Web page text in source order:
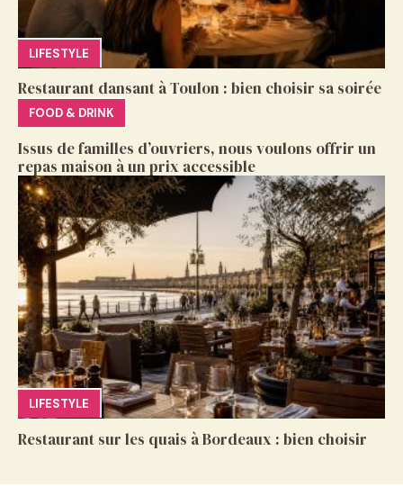
LIFESTYLE
Restaurant dansant à Toulon : bien choisir sa soirée
FOOD & DRINK
Issus de familles d’ouvriers, nous voulons offrir un
repas maison à un prix accessible
LIFESTYLE
Restaurant sur les quais à Bordeaux : bien choisir